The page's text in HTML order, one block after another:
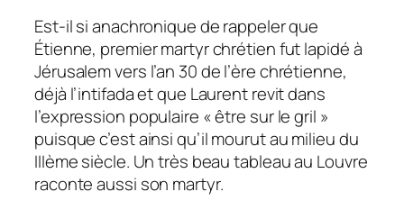
Est-il si anachronique de rappeler que
Étienne, premier martyr chrétien fut lapidé à
Jérusalem vers l’an 30 de l’ère chrétienne,
déjà l’intifada et que Laurent revit dans
l’expression populaire « être sur le gril »
puisque c’est ainsi qu’il mourut au milieu du
IIIème siècle. Un très beau tableau au Louvre
raconte aussi son martyr.